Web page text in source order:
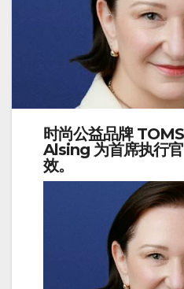
时尚公益品牌TOMS
Alsing 为首席执行官
效。